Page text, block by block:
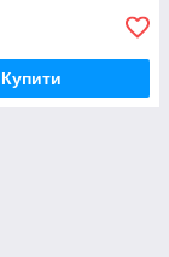
Купити